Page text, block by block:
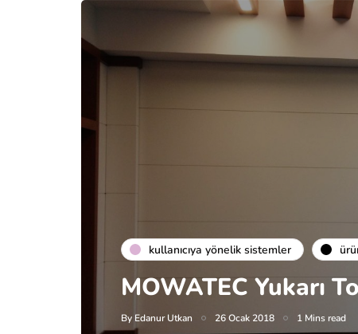
kullanıcıya yönelik sistemler
MOWATEC Yukarı
By Edanur Utkan 26 Ocak 2018 1 Mins read